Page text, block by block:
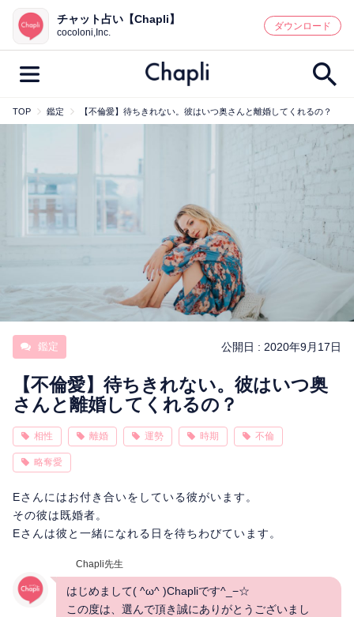
鑑定記事・占い師検索
最新記事一覧
人気記事一覧
カテゴリー別
キャンペーン
彼の気持ち 恋の行方 時期
今週の運勢 彼氏 片思い 結婚
相性
チャット占い【Chapli】
cocoloni,Inc.
ダウンロード
TOP 鑑定 【不倫愛】待ちきれない。彼はいつ奥さんと離婚してくれるの？
鑑定 公開日 : 2020年9月17日
【不倫愛】待ちきれない。彼はいつ奥
さんと離婚してくれるの？
相性 離婚 運勢 時期 不倫
略奪愛
Eさんにはお付き合いをしている彼がいます。
その彼は既婚者。
Eさんは彼と一緒になれる日を待ちわびています。
Chapli先生
はじめまして( ^ω^ )Chapliです^_−☆
この度は、選んで頂き誠にありがとうございまし